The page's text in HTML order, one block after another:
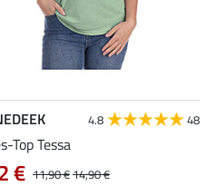
4.8 48
Top Tessa
11,90 €14,90 €
€